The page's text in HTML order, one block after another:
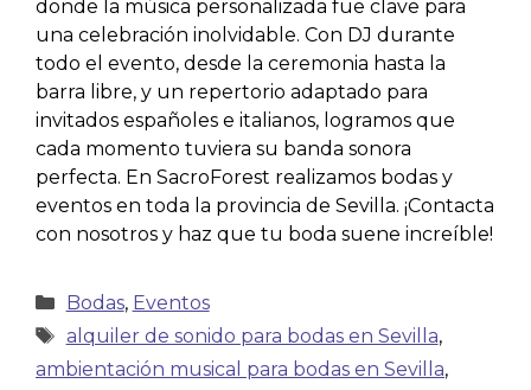
donde la música personalizada fue clave para
una celebración inolvidable. Con DJ durante
todo el evento, desde la ceremonia hasta la
barra libre, y un repertorio adaptado para
invitados españoles e italianos, logramos que
cada momento tuviera su banda sonora
perfecta. En SacroForest realizamos bodas y
eventos en toda la provincia de Sevilla. ¡Contacta
con nosotros y haz que tu boda suene increíble!
Bodas, Eventos
alquiler de sonido para bodas en Sevilla,
ambientación musical para bodas en Sevilla,